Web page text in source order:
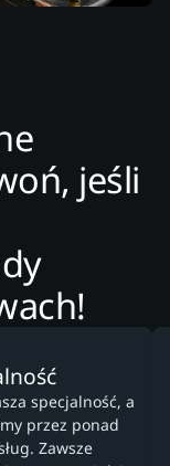
jeśli
specjalność, a
przez ponad
Zawsze